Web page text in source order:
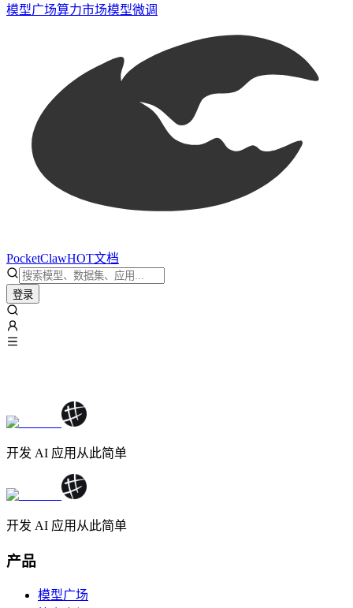
模型广场算力市场模型微调
PocketClawHOT文档
登录
开发 AI 应用从此简单
开发 AI 应用从此简单
产品
模型广场